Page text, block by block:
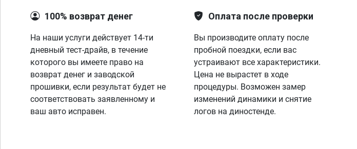
100% возврат денег
На наши услуги действует 14-ти
дневный тест-драйв, в течение
которого вы имеете право на
возврат денег и заводской
прошивки, если результат будет не
соответствовать заявленному и
ваш авто исправен.
Оплата после проверки
Вы производите оплату после
пробной поездки, если вас
устраивают все характеристики.
Цена не вырастет в ходе
процедуры. Возможен замер
изменений динамики и снятие
логов на диностенде.